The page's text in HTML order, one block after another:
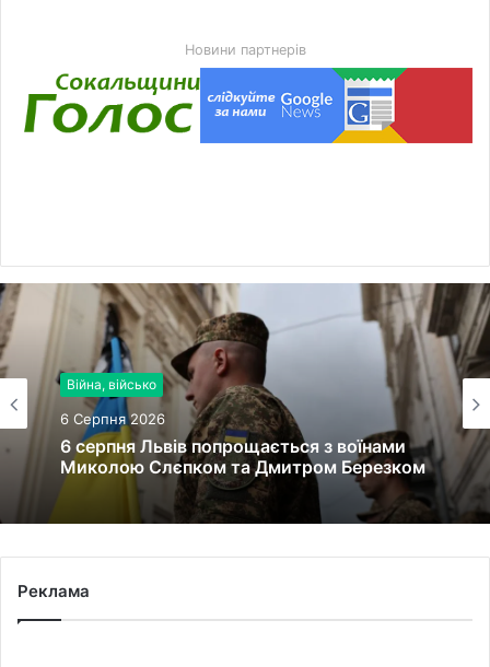
Новини партнерів
Війна, військо
6 Серпня 2026
6 серпня Львів попрощається з воїнами
Новини культури
6 Серпня 2026
Zenyk Art Gallery представила українське
мистецтво на Seattle Art Fair та
Вашингтоном
Реклама